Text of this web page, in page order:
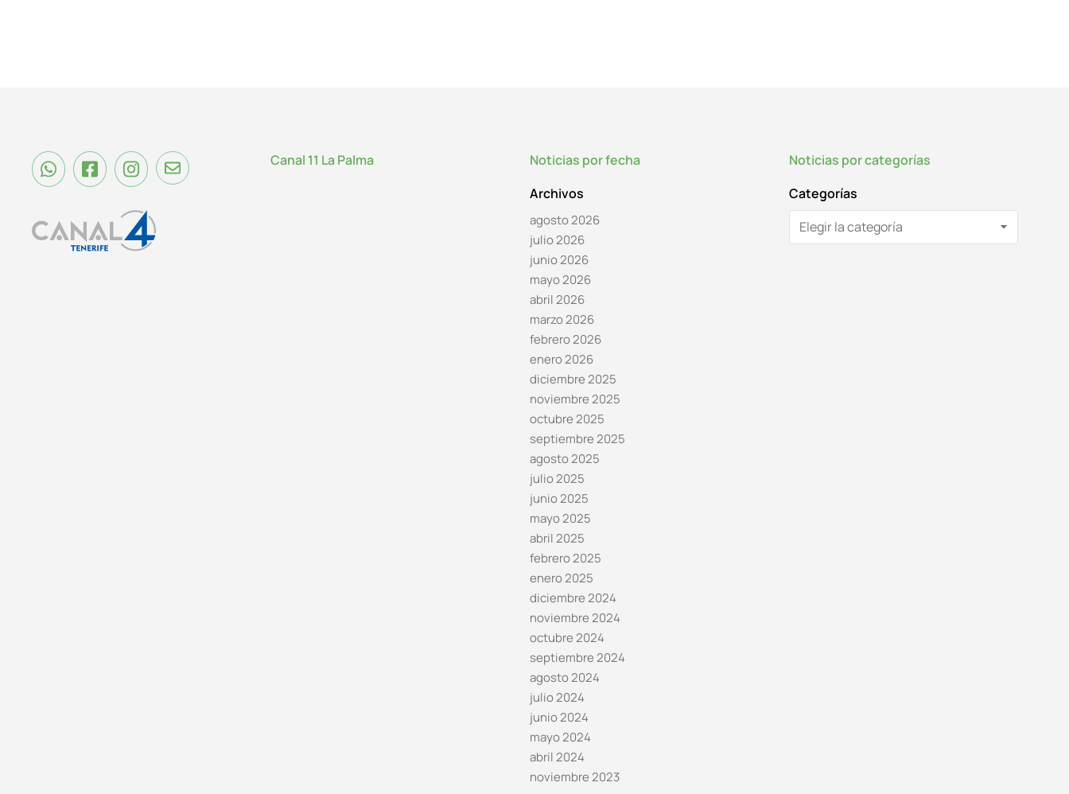
Canal 11 La Palma
Noticias por fecha
Archivos
agosto 2026
julio 2026
junio 2026
mayo 2026
abril 2026
marzo 2026
febrero 2026
enero 2026
diciembre 2025
noviembre 2025
octubre 2025
septiembre 2025
agosto 2025
julio 2025
junio 2025
mayo 2025
abril 2025
febrero 2025
enero 2025
diciembre 2024
noviembre 2024
octubre 2024
septiembre 2024
agosto 2024
julio 2024
junio 2024
mayo 2024
abril 2024
noviembre 2023
Noticias por categorías
Categorías